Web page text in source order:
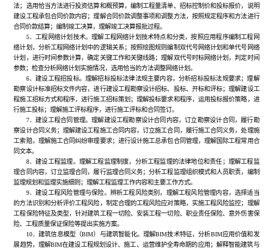
法；选用恰当方法进行投资估算和概预算，编制工程量清单、招标控制价和投标报价，说明
建设工程承包合同价款内容；理解合同价款调整事项和调整方法，按照规定程序和方法进行
合同价款结算；编制竣工决算，理解竣工决算报批过程。
5．工程网络计划技术。理解工程网络计划技术特点和分类，按照应用程序编制工程网
络计划，分析工程网络计划中的逻辑关系；按照绘图规则编制双代号网络计划和单代号网络
计划，进行时间参数计算，确定关键工作和关键线路；理解双代号时标网络计划，判定时间
参数；检查分析网络计划实施情况，选用恰当的方法调整网络计划。
6．建设工程招投标。理解招标投标法律法规主要内容，分析招标投标法规要求；理解
勘察设计标准招标文件内容，进行建设工程勘察设计招标、投标、开标和评标；理解建设工
程施工招标方式和程序，进行施工招标策划；理解投标要求和程序，运用投标报价策略，进
行施工投标；理解施工评标程序，进行施工评标和合同签订。
7．建设工程合同管理。理解建设工程勘察设计合同内容，订立勘察设计合同，履行勘
察设计合同义务；理解建设工程施工合同内容，订立施工合同，履行施工合同义务，处理施
工索赔，理解施工合同纠纷审理要求；进行设计施工总承包合同管理，理解国际工程常用合
同文本。
8．建设工程监理。理解工程监理制度，分析工程监理的法律地位和责任；理解工程监
理合同内容，订立监理合同，履行监理合同义务；分析工程监理组织模式和人员职责，编制
监理规划和监理实施细则；理解工程监理工作内容和主要工作方式。
9．建设工程风险管理与保险。辨析工程风险类别，理解工程风险管理内容，选择适当
的方法识别和分析评价工程风险，制定合理的工程风险应对策略，实施工程风险监控；理解
工程保险特征及类型，针对建筑工程一切险、安装工程一切险、职业责任保险、意外伤害保
险、工程质量保证保险等提出实施方案。
10．建筑信息模型（BIM）与建筑智能化。理解BIM技术特征，分析BIM应用价值和发
展趋势，理解BIM在建设工程规划设计、施工、运营维护全寿命期的应用；解释智能建筑与